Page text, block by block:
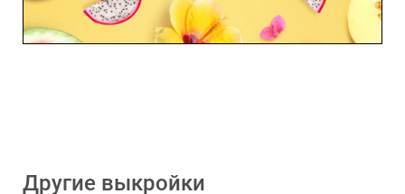
Другие выкройки